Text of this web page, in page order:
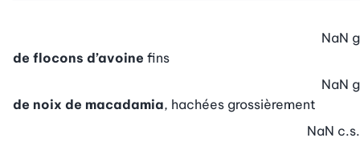
de flocons d’avoine fins
NaN g
de noix de macadamia, hachées grossièrement
NaN g
NaN c.s.